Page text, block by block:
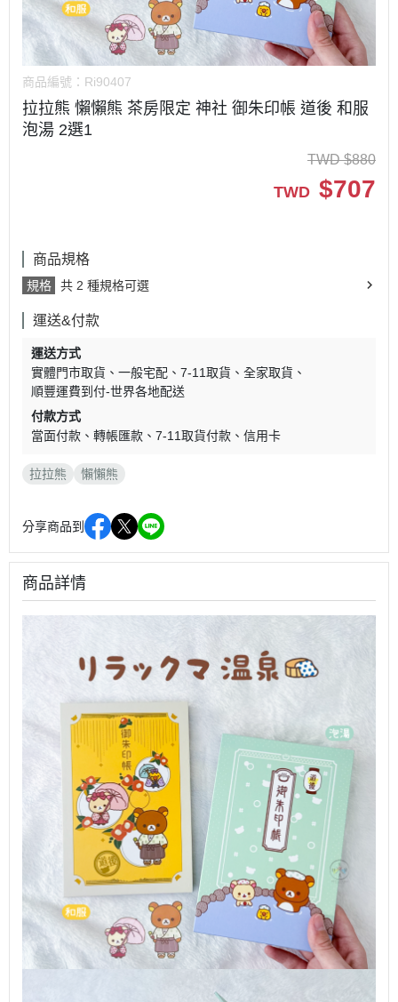
商品編號： Ri90407
拉拉熊 懶懶熊 茶房限定 神社 御朱印帳 道後 和服
泡湯 2選1
TWD $880
TWD $707
商品規格
規格 共 2 種規格可選
運送&付款
運送方式
實體門市取貨
一般宅配 7-11取貨
全家取貨
順豐運費到付-世界各地配送
付款方式
當面付款
轉帳匯款 7-11取貨付款 信用卡
拉拉熊 懶懶熊
分享商品到
商品詳情